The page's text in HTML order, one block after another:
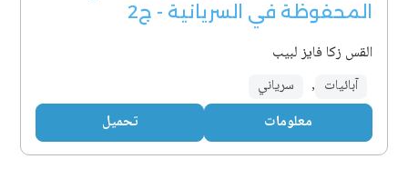
المحفوظة في السريانية - ج2
القس زكا فايز لبيب
آبائيات , سرياني
معلومات تحميل